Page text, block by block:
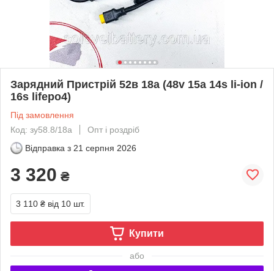
Зарядний Пристрій 52в 18a (48v 15a 14s li-ion /
16s lifepo4)
Під замовлення
Код: зу58.8/18а
Опт і роздріб
Відправка з 21 серпня 2026
3 320 ₴
3 110 ₴ від 10 шт.
Купити
або